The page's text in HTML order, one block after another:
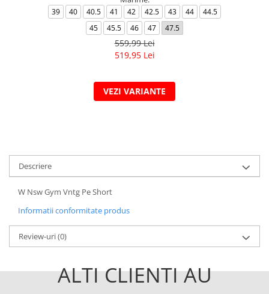
39 40 40.5 41 42 42.5 43 44
44.5
45
45.5 46 47 47.5
559,99 Lei
519,95 Lei
VEZI VARIANTE
Descriere
W Nsw Gym Vntg Pe Short
Informatii conformitate produs
Review-uri(0)
ALTI CLIENTI AU